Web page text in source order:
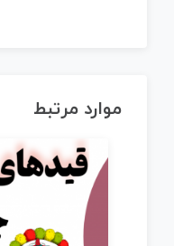
موارد مرتبط